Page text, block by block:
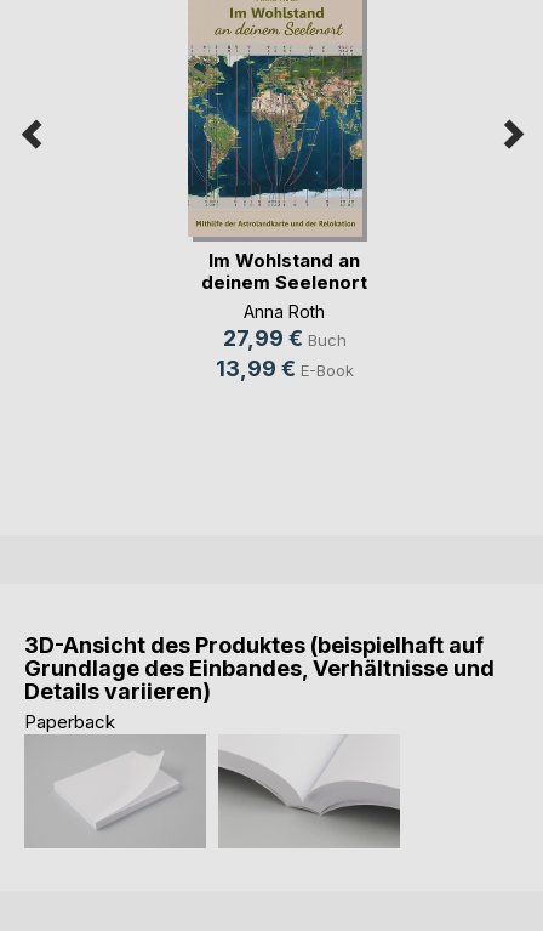
Im Wohlstand an
deinem Seelenort
Anna Roth
27,99 € Buch
13,99 € E-Book
3D-Ansicht des Produktes (beispielhaft auf
Grundlage des Einbandes, Verhältnisse und
Details variieren)
Paperback